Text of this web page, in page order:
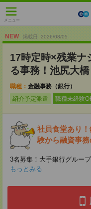
メニュー
NEW 掲載日 :2026/08/05
17時定時×残業ナ
る事務！池尻大橋
職種： 金融事務（銀行）
紹介予定派遣
職種未経験
社員食堂あり
験から融資事務
3名募集！大手銀行グルー
もっとみる